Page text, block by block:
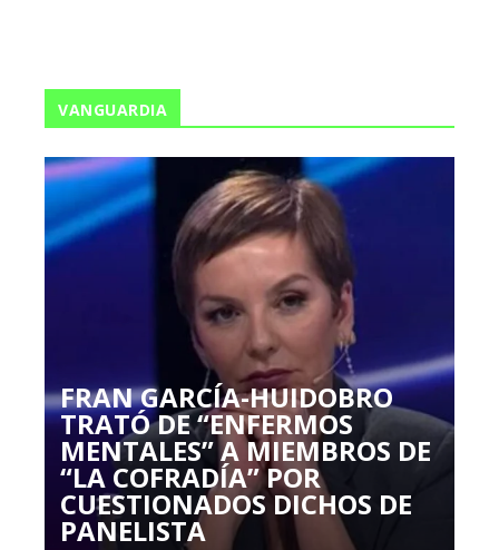
VANGUARDIA
FRAN GARCÍA-HUIDOBRO
TRATÓ DE “ENFERMOS
MENTALES” A MIEMBROS DE
“LA COFRADÍA” POR
CUESTIONADOS DICHOS DE
PANELISTA